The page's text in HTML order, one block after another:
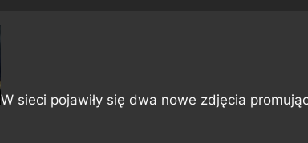
W sieci pojawiły się dwa nowe zdjęcia